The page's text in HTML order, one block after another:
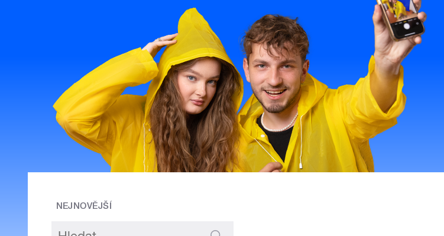
NEJNOVĚJŠÍ